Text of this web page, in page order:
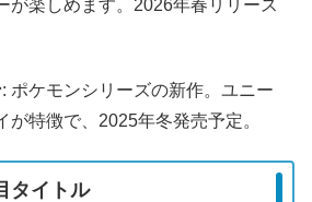
が楽しめます。2026年春リリース
: ポケモンシリーズの新作。ユニー
が特徴で、2025年冬発売予定。
タイトル